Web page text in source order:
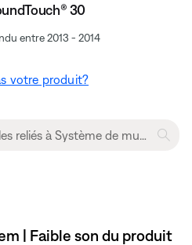
30
entre 2013 - 2014
votre produit?
| Faible son du produit